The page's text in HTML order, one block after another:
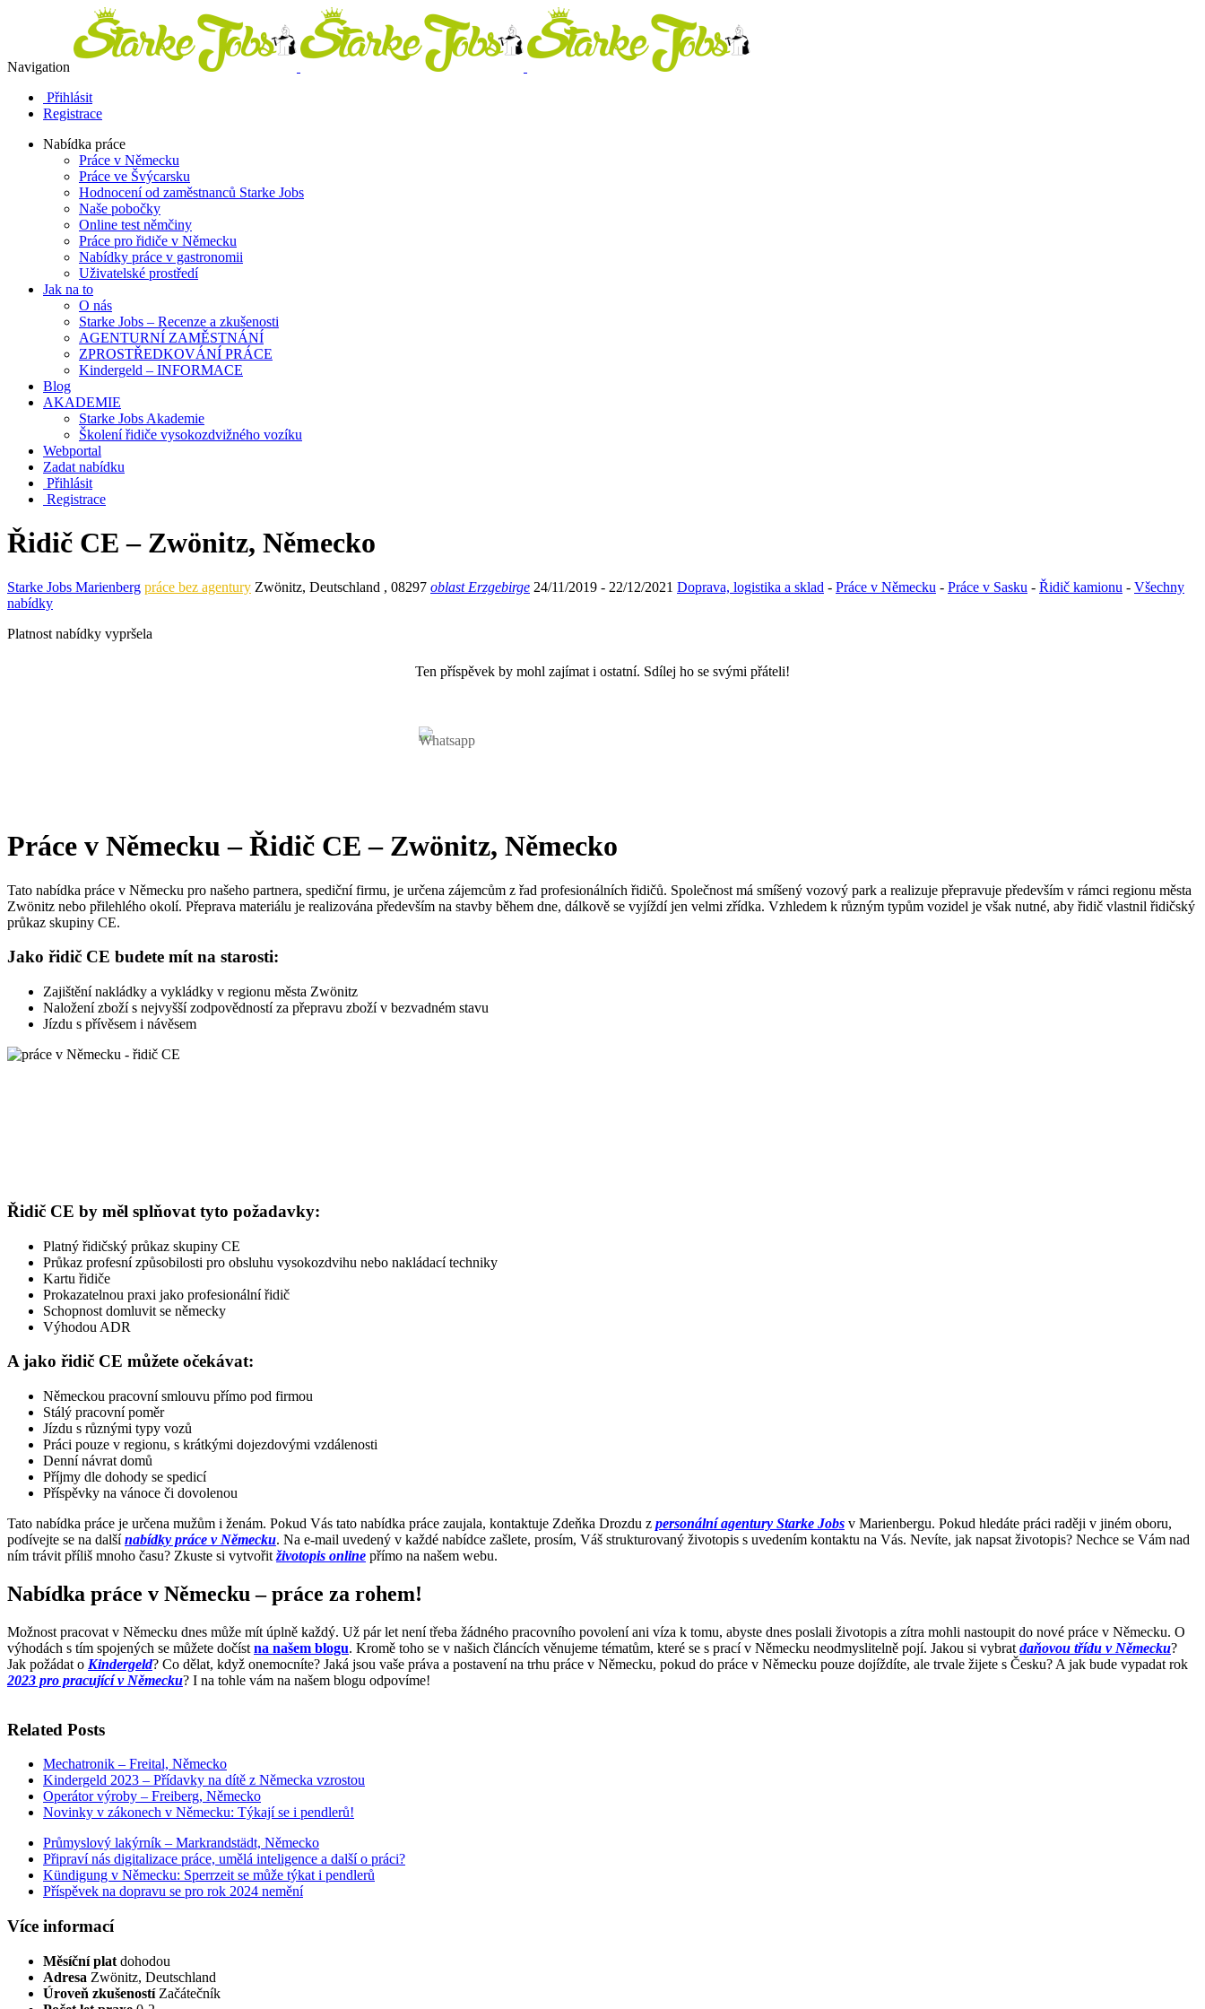
Navigation
Přihlásit
Registrace
Nabídka práce
Práce v Německu
Práce ve Švýcarsku
Hodnocení od zaměstnanců Starke Jobs
Naše pobočky
Online test němčiny
Práce pro řidiče v Německu
Nabídky práce v gastronomii
Uživatelské prostředí
Jak na to
O nás
Starke Jobs – Recenze a zkušenosti
AGENTURNÍ ZAMĚSTNÁNÍ
ZPROSTŘEDKOVÁNÍ PRÁCE
Kindergeld – INFORMACE
Blog
AKADEMIE
Starke Jobs Akademie
Školení řidiče vysokozdvižného vozíku
Webportal
Zadat nabídku
Přihlásit
Registrace
Řidič CE – Zwönitz, Německo
Starke Jobs Marienberg práce bez agentury Zwönitz, Deutschland , 08297 oblast Erzgebirge 24/11/2019 - 22/12/2021 Doprava, logistika a sklad - Práce v Německu - Práce v Sasku - Řidič kamionu - Všechny
nabídky
Platnost nabídky vypršela
Ten příspěvek by mohl zajímat i ostatní. Sdílej ho se svými přáteli!
Práce v Německu – Řidič CE – Zwönitz, Německo
Tato nabídka práce v Německu pro našeho partnera, spediční firmu, je určena zájemcům z řad profesionálních řidičů. Společnost má smíšený vozový park a realizuje přepravuje především v rámci regionu města
Zwönitz nebo přilehlého okolí. Přeprava materiálu je realizována především na stavby během dne, dálkově se vyjíždí jen velmi zřídka. Vzhledem k různým typům vozidel je však nutné, aby řidič vlastnil řidičský
průkaz skupiny CE.
Jako řidič CE budete mít na starosti:
Zajištění nakládky a vykládky v regionu města Zwönitz
Naložení zboží s nejvyšší zodpovědností za přepravu zboží v bezvadném stavu
Jízdu s přívěsem i návěsem
Řidič CE by měl splňovat tyto požadavky:
Platný řidičský průkaz skupiny CE
Průkaz profesní způsobilosti pro obsluhu vysokozdvihu nebo nakládací techniky
Kartu řidiče
Prokazatelnou praxi jako profesionální řidič
Schopnost domluvit se německy
Výhodou ADR
A jako řidič CE můžete očekávat:
Německou pracovní smlouvu přímo pod firmou
Stálý pracovní poměr
Jízdu s různými typy vozů
Práci pouze v regionu, s krátkými dojezdovými vzdálenosti
Denní návrat domů
Příjmy dle dohody se spedicí
Příspěvky na vánoce či dovolenou
Tato nabídka práce je určena mužům i ženám. Pokud Vás tato nabídka práce zaujala, kontaktuje Zdeňka Drozdu z personální agentury Starke Jobs v Marienbergu. Pokud hledáte práci raději v jiném oboru,
podívejte se na dalšínabídky práce v Německu. Na e-mail uvedený v každé nabídce zašlete, prosím, Váš strukturovaný životopis s uvedením kontaktu na Vás. Nevíte, jak napsat životopis? Nechce se Vám nad
ním trávit příliš mnoho času? Zkuste si vytvořit životopis online přímo na našem webu.
Nabídka práce v Německu – práce za rohem!
Možnost pracovat v Německu dnes může mít úplně každý. Už pár let není třeba žádného pracovního povolení ani víza k tomu, abyste dnes poslali životopis a zítra mohli nastoupit do nové práce v Německu. O
výhodách s tím spojených se můžete dočíst na našem blogu. Kromě toho se v našich článcích věnujeme tématům, které se s prací v Německu neodmyslitelně pojí. Jakou si vybrat daňovou třídu v Německu?
Jak požádat o Kindergeld? Co dělat, když onemocníte? Jaká jsou vaše práva a postavení na trhu práce v Německu, pokud do práce v Německu pouze dojíždíte, ale trvale žijete s Česku? A jak bude vypadat rok
2023 pro pracující v Německu? I na tohle vám na našem blogu odpovíme!
Related Posts
Mechatronik – Freital, Německo
Kindergeld 2023 – Přídavky na dítě z Německa vzrostou
Operátor výroby – Freiberg, Německo
Novinky v zákonech v Německu: Týkají se i pendlerů!
Průmyslový lakýrník – Markrandstädt, Německo
Připraví nás digitalizace práce, umělá inteligence a další o práci?
Kündigung v Německu: Sperrzeit se může týkat i pendlerů
Příspěvek na dopravu se pro rok 2024 nemění
Více informací
Měsíční plat dohodou
Adresa Zwönitz, Deutschland
Úroveň zkušeností Začátečník